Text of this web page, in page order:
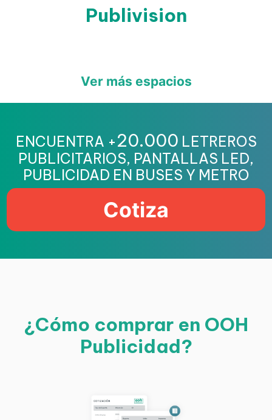
Publivision
Ver más espacios
ENCUENTRA +20.000 LETREROS
PUBLICITARIOS, PANTALLAS LED,
PUBLICIDAD EN BUSES Y METRO
Cotiza
¿Cómo comprar en OOH
Publicidad?